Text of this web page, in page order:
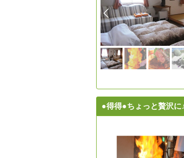
●得得●ちょっと贅沢に